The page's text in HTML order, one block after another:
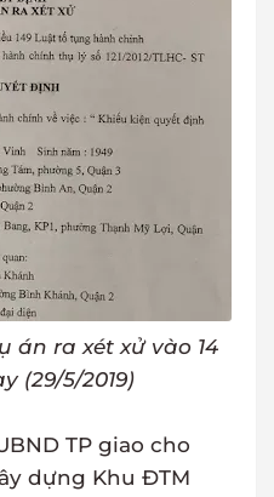
án ra xét xử vào 14
(29/5/2019)
TP giao cho
dựng Khu ĐTM